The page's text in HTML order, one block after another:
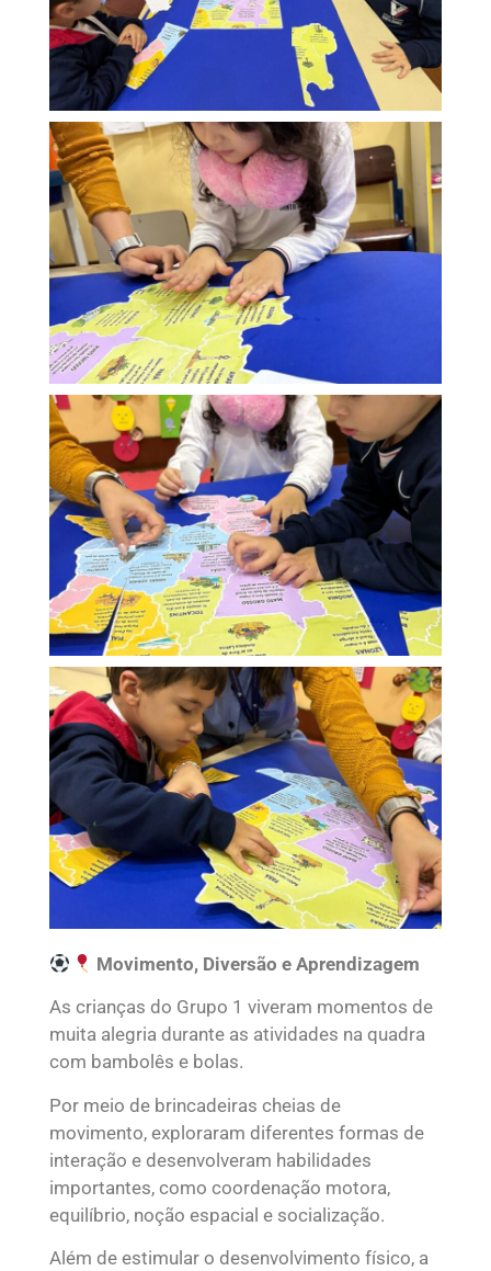
Movimento, Diversão e Aprendizagem
As crianças do Grupo 1 viveram momentos de
muita alegria durante as atividades na quadra
com bambolês e bolas.
Por meio de brincadeiras cheias de
movimento, exploraram diferentes formas de
interação e desenvolveram habilidades
importantes, como coordenação motora,
equilíbrio, noção espacial e socialização.
Além de estimular o desenvolvimento físico, a